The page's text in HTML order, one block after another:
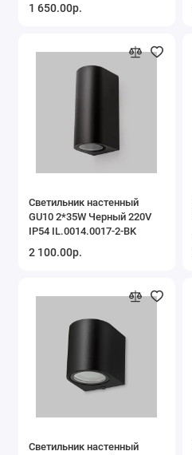
1 650.00р.
Светильник настенный
GU10 2*35W Черный 220V
IP54 IL.0014.0017-2-BK
2 100.00р.
Светильник настенный